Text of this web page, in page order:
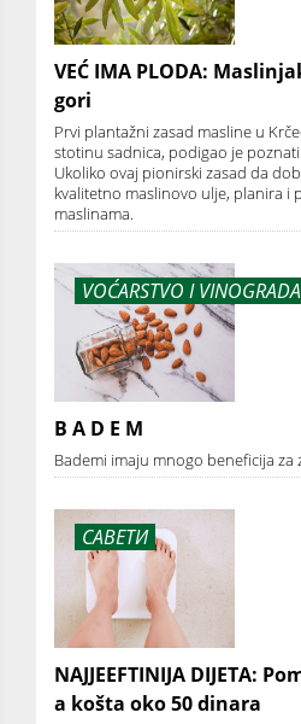
VEĆ IMA PLODA:
gori
Prvi plantažni zasad masline u
stotinu sadnica, podigao je
Ukoliko ovaj pionirski zasad da
kvalitetno maslinovo ulje, planira i
maslinama.
VOĆARSTVO I
B A D E M
Bademi imaju mnogo beneficija za
САВЕТИ
NAJJEEFTINIJA DIJETA:
a košta oko 50 dinara